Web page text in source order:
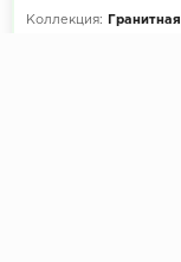
Коллекция:
Гранитная